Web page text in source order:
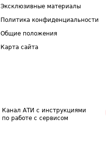
Эксклюзивные материалы
Политика конфиденциальности
Общие положения
Карта сайта
Канал АТИ с инструкциями
по работе с сервисом